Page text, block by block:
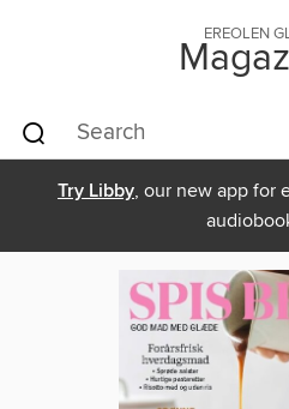
EREOLEN
Try Libby, our new app for